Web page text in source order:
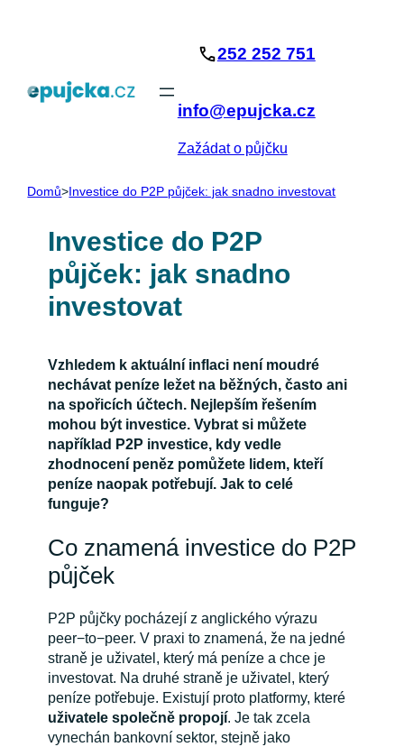
252 252 751
info@epujcka.cz
Zažádat o půjčku
Domů>Investice do P2P půjček: jak snadno investovat
Investice do P2P
půjček: jak snadno
investovat
Vzhledem k aktuální inflaci není moudré
nechávat peníze ležet na běžných, často ani
na spořicích účtech. Nejlepším řešením
mohou být investice. Vybrat si můžete
například P2P investice, kdy vedle
zhodnocení peněz pomůžete lidem, kteří
peníze naopak potřebují. Jak to celé
funguje?
Co znamená investice do P2P
půjček
P2P půjčky pocházejí z anglického výrazu
peer−to−peer. V praxi to znamená, že na jedné
straně je uživatel, který má peníze a chce je
investovat. Na druhé straně je uživatel, který
peníze potřebuje. Existují proto platformy, které
uživatele společně propojí. Je tak zcela
vynechán bankovní sektor, stejně jako